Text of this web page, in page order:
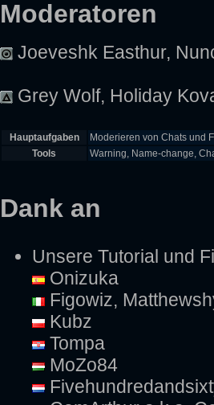
Moderatoren
Joeveshk Easthur,
Grey Wolf, Holiday
Hauptaufgaben
Moderieren von Chats und
Tools
Warning, Name-change,
Dank an
Unsere Tutorial und
Onizuka
Figowiz,
Kubz
Tompa
MoZo84